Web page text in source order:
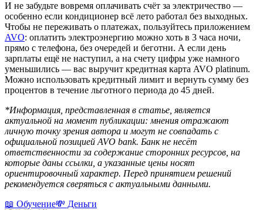
И не забудьте вовремя оплачивать счёт за электричество —
особенно если кондиционер всё лето работал без выходных.
Чтобы не переживать о платежах, пользуйтесь приложением
AVO: оплатить электроэнергию можно хоть в 3 часа ночи,
прямо с телефона, без очередей и беготни. А если день
зарплаты ещё не наступил, а на счету цифры уже намного
уменьшились — вас выручит кредитная карта AVO platinum.
Можно использовать кредитный лимит и вернуть сумму без
процентов в течение льготного периода до 45 дней.
*Информация, представленная в статье, является
актуальной на момент публикации: мнения отражают
личную точку зрения автора и могут не совпадать с
официальной позицией AVO bank. Банк не несёт
ответственности за содержание сторонних ресурсов, на
которые даны ссылки, а указанные цены носят
ориентировочный характер. Перед принятием решений
рекомендуется сверяться с актуальными данными.
📖 Обучение💸 Деньги